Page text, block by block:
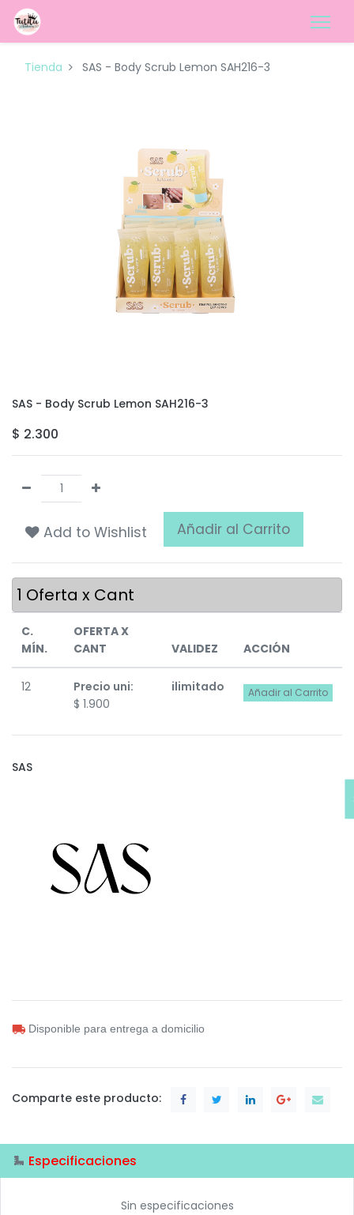
Tienda SAS - Body Scrub Lemon SAH216-3
SAS - Body Scrub Lemon SAH216-3
$ 2.300
Add to Wishlist Añadir al Carrito
1 Oferta x Cant
C.
MÍN.
OFERTA X
CANT
VALIDEZ ACCIÓN
12
Precio uni:
$ 1.900
ilimitado Añadir al Carrito
SAS
Disponible para entrega a domicilio
Comparte este producto:
Especificaciones
Sin especificaciones